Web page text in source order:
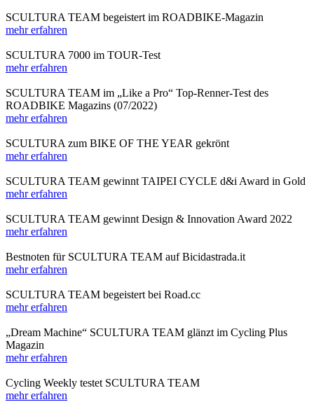
SCULTURA TEAM begeistert im ROADBIKE-Magazin
mehr erfahren
SCULTURA 7000 im TOUR-Test
mehr erfahren
SCULTURA TEAM im „Like a Pro“ Top-Renner-Test des
ROADBIKE Magazins (07/2022)
mehr erfahren
SCULTURA zum BIKE OF THE YEAR gekrönt
mehr erfahren
SCULTURA TEAM gewinnt TAIPEI CYCLE d&i Award in Gold
mehr erfahren
SCULTURA TEAM gewinnt Design & Innovation Award 2022
mehr erfahren
Bestnoten für SCULTURA TEAM auf Bicidastrada.it
mehr erfahren
SCULTURA TEAM begeistert bei Road.cc
mehr erfahren
„Dream Machine“ SCULTURA TEAM glänzt im Cycling Plus
Magazin
mehr erfahren
Cycling Weekly testet SCULTURA TEAM
mehr erfahren